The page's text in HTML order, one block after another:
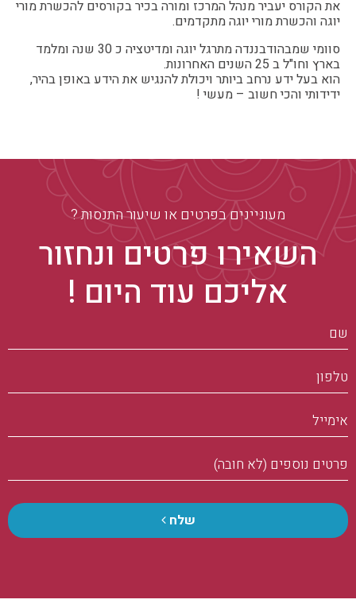
את הקורס יעביר מנהל המרכז ומורה בכיר בקורסים להכשרת מורי
יוגה והכשרת מורי יוגה מתקדמים.
סוומי שמבהודבננדה מתרגל יוגה ומדיטציה כ 30 שנה ומלמד
בארץ וחו"ל ב 25 השנים האחרונות.
הוא בעל ידע נרחב ביותר ויכולת להנגיש את הידע באופן בהיר,
ידידותי והכי חשוב – מעשי !
מעוניינים בפרטים או שיעור התנסות ?
השאירו פרטים ונחזור
אליכם עוד היום !
שם
טלפון
אימייל
פרטים
נוספים
(לא
חובה)
שלח